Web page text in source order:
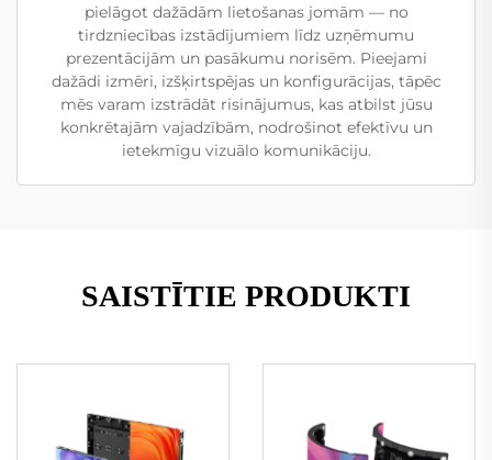
pielāgot dažādām lietošanas jomām — no
tirdzniecības izstādījumiem līdz uzņēmumu
prezentācijām un pasākumu norisēm. Pieejami
dažādi izmēri, izšķirtspējas un konfigurācijas, tāpēc
mēs varam izstrādāt risinājumus, kas atbilst jūsu
konkrētajām vajadzībām, nodrošinot efektīvu un
ietekmīgu vizuālo komunikāciju.
SAISTĪTIE PRODUKTI